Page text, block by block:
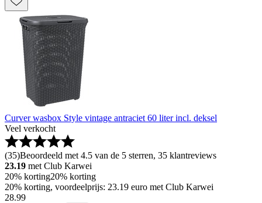
Curver wasbox Style vintage antraciet 60 liter incl. deksel
Veel verkocht
(35)Beoordeeld met 4.5 van de 5 sterren, 35 klantreviews
23.19 met Club Karwei
20% korting20% korting
20% korting, voordeelprijs: 23.19 euro met Club Karwei
28.99